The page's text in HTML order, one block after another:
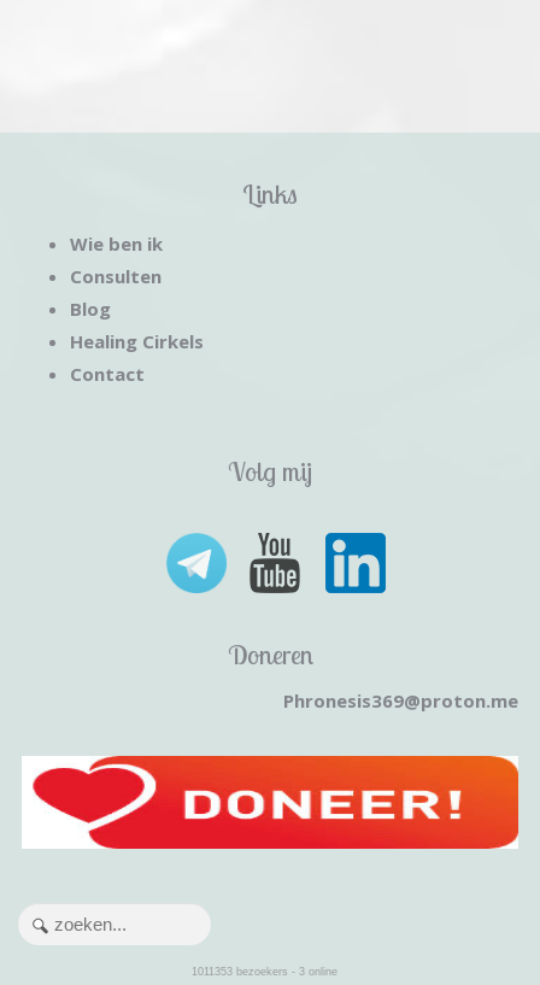
Links
Wie ben ik
Consulten
Blog
Healing Cirkels
Contact
Volg mij
Doneren
Phronesis369@proton.me
1011353 bezoekers - 3 online